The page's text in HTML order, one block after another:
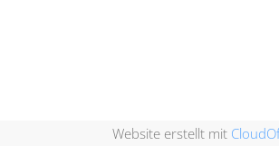
Website erstellt mit